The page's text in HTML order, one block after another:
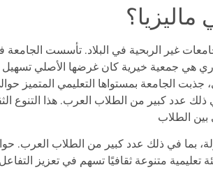
هي جمعية خيرية كان غرضها الأصلي
عدد كبير من الطلاب العرب. هذا التنوع
متنوعة ثقافيًا تسهم في تعزيز